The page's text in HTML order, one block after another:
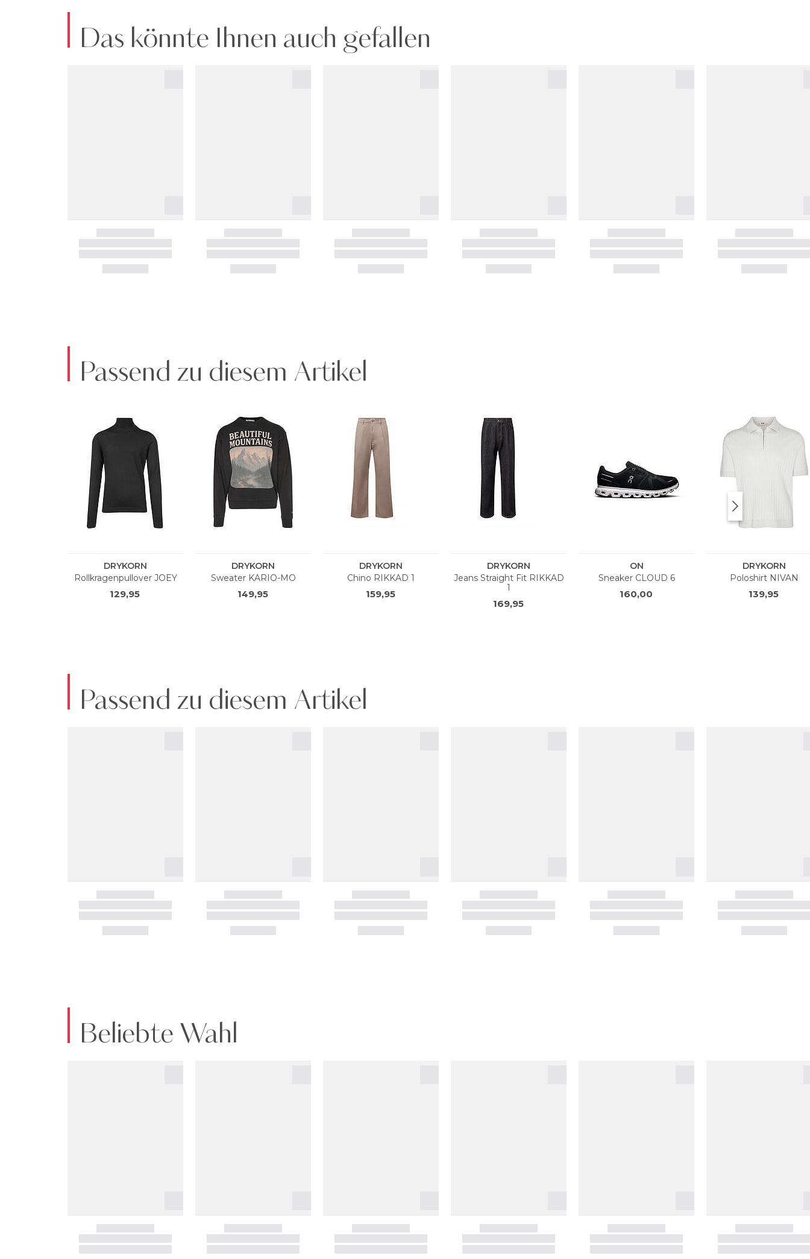
Das könnte Ihnen auch gefallen
Passend zu diesem Artikel
Passend zu diesem Artikel
Beliebte Wahl